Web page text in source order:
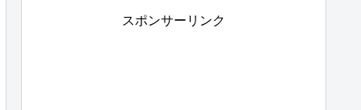
スポンサーリンク